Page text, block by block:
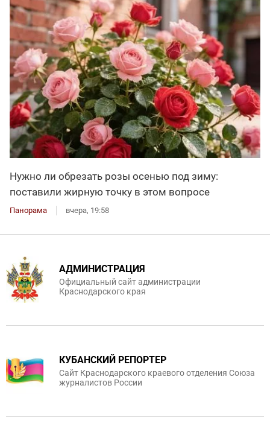
Нужно ли обрезать розы осенью под зиму:
поставили жирную точку в этом вопросе
Панорама вчера, 19:58
АДМИНИСТРАЦИЯ
Официальный сайт администрации
Краснодарского края
КУБАНСКИЙ РЕПОРТЕР
Сайт Краснодарского краевого отделения Союза
журналистов России